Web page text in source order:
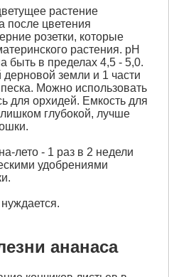
растение
после цветения
розетки, которые
растения. рН
быть в пределах 4,5 - 5,0.
дерновой земли и 1 части
Можно использовать
для орхидей. Емкость для
глубокой, лучше
лето - 1 раз в 2 недели
удобрениями
ананаса